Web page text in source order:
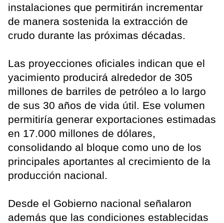
instalaciones que permitirán incrementar
de manera sostenida la extracción de
crudo durante las próximas décadas.
Las proyecciones oficiales indican que el
yacimiento producirá alrededor de 305
millones de barriles de petróleo a lo largo
de sus 30 años de vida útil. Ese volumen
permitiría generar exportaciones estimadas
en 17.000 millones de dólares,
consolidando al bloque como uno de los
principales aportantes al crecimiento de la
producción nacional.
Desde el Gobierno nacional señalaron
además que las condiciones establecidas